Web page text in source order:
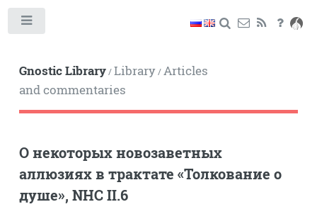
Gnostic Library/Library/Articles
and commentaries
О некоторых новозаветных
аллюзиях в трактате «Толкование о
душе», NHC II.6